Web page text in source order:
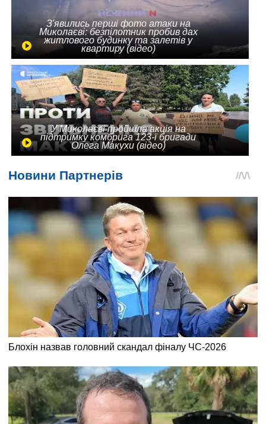
З'явились перші фото атаки на
Миколаєві: безпілотник пробив дах
житлового будинку та залетів у
квартиру (відео)
У Миколаєві пройшла акція на
підтримку комбрига 123-ї бригади
Олега Макухи (відео)